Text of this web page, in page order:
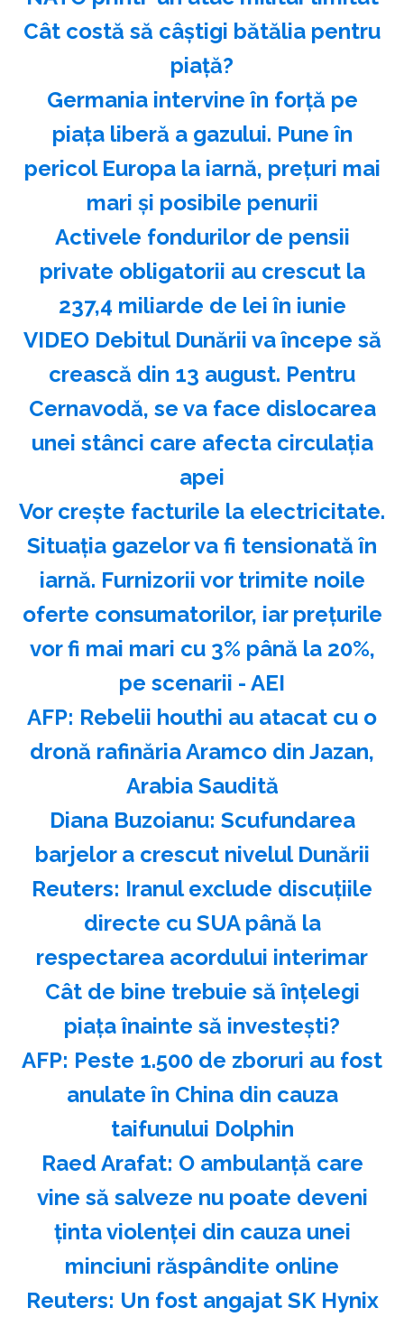
Cât costă să câștigi bătălia pentru
piață?
Germania intervine în forță pe
piața liberă a gazului. Pune în
pericol Europa la iarnă, prețuri mai
mari și posibile penurii
Activele fondurilor de pensii
private obligatorii au crescut la
237,4 miliarde de lei în iunie
VIDEO Debitul Dunării va începe să
crească din 13 august. Pentru
Cernavodă, se va face dislocarea
unei stânci care afecta circulația
apei
Vor crește facturile la electricitate.
Situația gazelor va fi tensionată în
iarnă. Furnizorii vor trimite noile
oferte consumatorilor, iar prețurile
vor fi mai mari cu 3% până la 20%,
pe scenarii - AEI
AFP: Rebelii houthi au atacat cu o
dronă rafinăria Aramco din Jazan,
Arabia Saudită
Diana Buzoianu: Scufundarea
barjelor a crescut nivelul Dunării
Reuters: Iranul exclude discuţiile
directe cu SUA până la
respectarea acordului interimar
Cât de bine trebuie să înțelegi
piața înainte să investești?
AFP: Peste 1.500 de zboruri au fost
anulate în China din cauza
taifunului Dolphin
Raed Arafat: O ambulanţă care
vine să salveze nu poate deveni
ţinta violenţei din cauza unei
minciuni răspândite online
Reuters: Un fost angajat SK Hynix